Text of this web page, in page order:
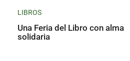
LIBROS
Una Feria del Libro con alma
solidaria